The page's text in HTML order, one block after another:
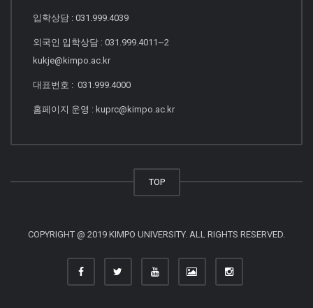
입학상담 : 031.999.4039
외국인 입학상담 : 031.999.4011~2
kukje@kimpo.ac.kr
대표번호 : 031.999.4000
홈페이지 운영 : kuprc@kimpo.ac.kr
TOP
COPYRIGHT @ 2019 KIMPO UNIVERSITY. ALL RIGHTS RESERVED.